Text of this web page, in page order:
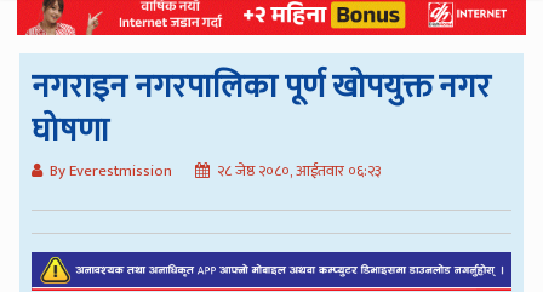
नगराइन नगरपालिका पूर्ण खोपयुक्त नगर
घोषणा
By Everestmission २८ जेष्ठ २०८०, आईतवार ०६:२३